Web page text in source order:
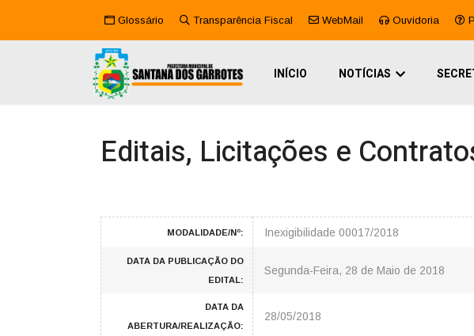
Glossário Transparência Fiscal WebMail Ouvidoria
INÍCIO NOTÍCIAS
Editais, Licitações e
MODALIDADE/Nº: Inexigibilidade 00017/2018
DATA DA PUBLICAÇÃO DO
EDITAL:
Segunda-Feira, 28 de Maio de 2018
DATA DA
ABERTURA/REALIZAÇÃO:
28/05/2018